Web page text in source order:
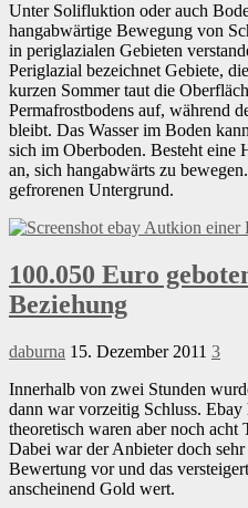
Unter Solifluktion oder auch
hangabwärtige Bewegung von
in periglazialen Gebieten
Periglazial bezeichnet Gebiete,
kurzen Sommer taut die
Permafrostbodens auf, während
bleibt. Das Wasser im Boden
sich im Oberboden. Besteht eine
an, sich hangabwärts zu
gefrorenen Untergrund.
100.050 Euro
Beziehung
daburna 15. Dezember 2011 3
Innerhalb von zwei Stunden
dann war vorzeitig Schluss.
theoretisch waren aber noch
Dabei war der Anbieter doch
Bewertung vor und das
anscheinend Gold wert.